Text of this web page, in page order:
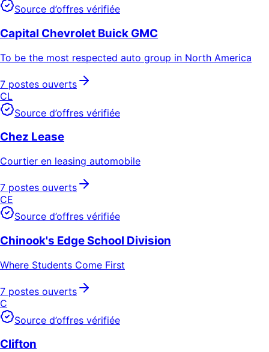
Source d’offres vérifiée
Capital Chevrolet Buick GMC
To be the most respected auto group in North America
7 postes ouverts
CL
Source d’offres vérifiée
Chez Lease
Courtier en leasing automobile
7 postes ouverts
CE
Source d’offres vérifiée
Chinook's Edge School Division
Where Students Come First
7 postes ouverts
C
Source d’offres vérifiée
Clifton